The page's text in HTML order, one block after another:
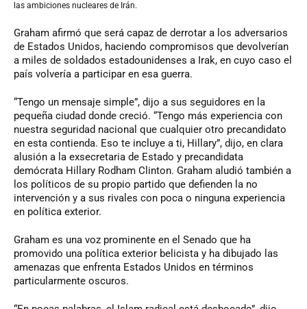
las ambiciones nucleares de Irán.
Graham afirmó que será capaz de derrotar a los adversarios
de Estados Unidos, haciendo compromisos que devolverían
a miles de soldados estadounidenses a Irak, en cuyo caso el
país volvería a participar en esa guerra.
“Tengo un mensaje simple”, dijo a sus seguidores en la
pequeña ciudad donde creció. “Tengo más experiencia con
nuestra seguridad nacional que cualquier otro precandidato
en esta contienda. Eso te incluye a ti, Hillary”, dijo, en clara
alusión a la exsecretaria de Estado y precandidata
demócrata Hillary Rodham Clinton. Graham aludió también a
los políticos de su propio partido que defienden la no
intervención y a sus rivales con poca o ninguna experiencia
en política exterior.
Graham es una voz prominente en el Senado que ha
promovido una política exterior belicista y ha dibujado las
amenazas que enfrenta Estados Unidos en términos
particularmente oscuros.